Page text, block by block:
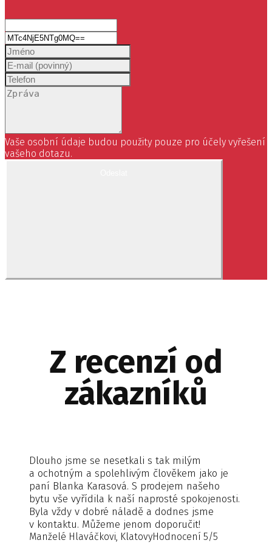
Vaše osobní údaje budou použity pouze pro účely vyřešení
vašeho dotazu.
Z recenzí od
zákazníků
Dlouho jsme se nesetkali s tak milým
a ochotným a spolehlivým člověkem jako je
paní Blanka Karasová. S prodejem našeho
bytu vše vyřídila k naší naprosté spokojenosti.
Byla vždy v dobré náladě a dodnes jsme
v kontaktu. Můžeme jenom doporučit!
Manželé Hlaváčkovi, KlatovyHodnocení 5/5